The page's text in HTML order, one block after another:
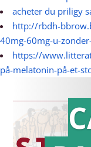
acheter du priligy
http://rbdh-
40mg-60mg-u-
https://
på-melatonin-på-et-